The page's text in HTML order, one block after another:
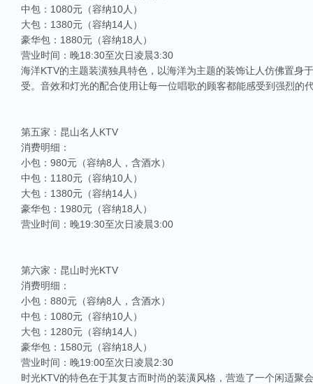
中包：1080元（容纳10人）
大包：1380元（容纳14人）
豪华包：1880元（容纳18人）
营业时间：晚18:30至次日凌晨3:30
海洋KTV的主题装潢独具特色，以海洋为主题的装饰让人仿佛置身
受。音效和灯光的配合使用让每一位唱歌的顾客都能感受到强烈
第五家：昆山名人KTV
消费明细：
小包：980元（容纳8人，含酒水）
中包：1180元（容纳10人）
大包：1380元（容纳14人）
豪华包：1980元（容纳18人）
营业时间：晚19:30至次日凌晨3:00
第六家：昆山时光KTV
消费明细：
小包：880元（容纳8人，含酒水）
中包：1080元（容纳10人）
大包：1280元（容纳14人）
豪华包：1580元（容纳18人）
营业时间：晚19:00至次日凌晨2:30
时光KTV的特色在于其复古而时尚的装潢风格，营造了一个闲适